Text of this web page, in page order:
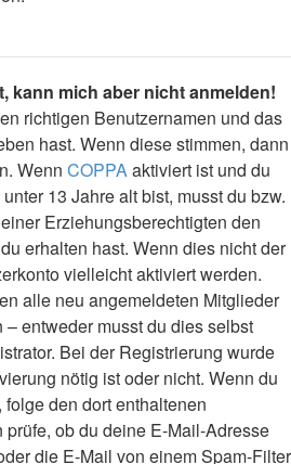
kann mich aber nicht anmelden!
richtigen Benutzernamen und das
hast. Wenn diese stimmen, dann
Wenn COPPAaktiviert ist und du
13 Jahre alt bist, musst du bzw.
Erziehungsberechtigten den
erhalten hast. Wenn dies nicht der
vielleicht aktiviert werden.
alle neu angemeldeten Mitglieder
entweder musst du dies selbst
Bei der Registrierung wurde
nötig ist oder nicht. Wenn du
den dort enthaltenen
ob du deine E-Mail-Adresse
die E-Mail von einem Spam-Filter